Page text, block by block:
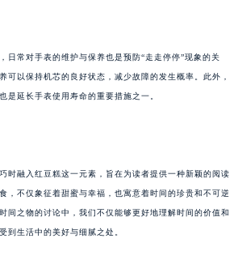
日常对手表的维护与保养也是预防“走走停停”现象的关
可以保持机芯的良好状态，减少故障的发生概率。此外，
是延长手表使用寿命的重要措施之一。
时融入红豆糕这一元素，旨在为读者提供一种新颖的阅读
，不仅象征着甜蜜与幸福，也寓意着时间的珍贵和不可逆
间之物的讨论中，我们不仅能够更好地理解时间的价值和
到生活中的美好与细腻之处。